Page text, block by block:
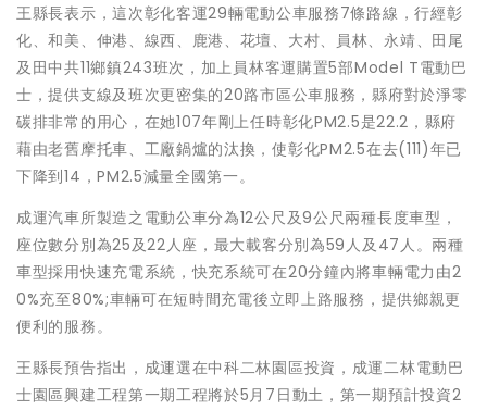
王縣長表示，這次彰化客運29輛電動公車服務7條路線，行經彰
化、和美、伸港、線西、鹿港、花壇、大村、員林、永靖、田尾
及田中共11鄉鎮243班次，加上員林客運購置5部Model T電動巴
士，提供支線及班次更密集的20路市區公車服務，縣府對於淨零
碳排非常的用心，在她107年剛上任時彰化PM2.5是22.2，縣府
藉由老舊摩托車、工廠鍋爐的汰換，使彰化PM2.5在去(111)年已
下降到14，PM2.5減量全國第一。
成運汽車所製造之電動公車分為12公尺及9公尺兩種長度車型，
座位數分別為25及22人座，最大載客分別為59人及47人。兩種
車型採用快速充電系統，快充系統可在20分鐘內將車輛電力由2
0%充至80%;車輛可在短時間充電後立即上路服務，提供鄉親更
便利的服務。
王縣長預告指出，成運選在中科二林園區投資，成運二林電動巴
士園區興建工程第一期工程將於5月7日動土，第一期預計投資2